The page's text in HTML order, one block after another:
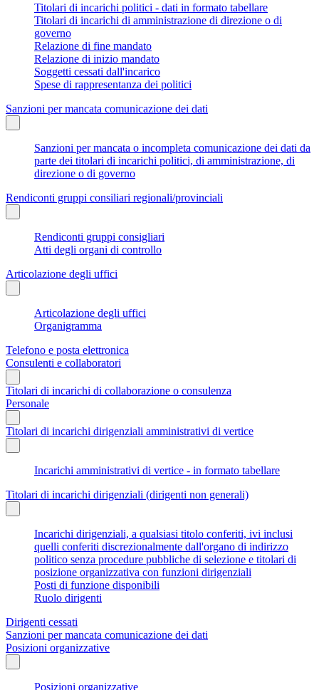
Titolari di incarichi politici - dati in formato tabellare
Titolari di incarichi di amministrazione di direzione o di
governo
Relazione di fine mandato
Relazione di inizio mandato
Soggetti cessati dall'incarico
Spese di rappresentanza dei politici
Sanzioni per mancata comunicazione dei dati
Sanzioni per mancata o incompleta comunicazione dei dati da
parte dei titolari di incarichi politici, di amministrazione, di
direzione o di governo
Rendiconti gruppi consiliari regionali/provinciali
Rendiconti gruppi consigliari
Atti degli organi di controllo
Articolazione degli uffici
Articolazione degli uffici
Organigramma
Telefono e posta elettronica
Consulenti e collaboratori
Titolari di incarichi di collaborazione o consulenza
Personale
Titolari di incarichi dirigenziali amministrativi di vertice
Incarichi amministrativi di vertice - in formato tabellare
Titolari di incarichi dirigenziali (dirigenti non generali)
Incarichi dirigenziali, a qualsiasi titolo conferiti, ivi inclusi
quelli conferiti discrezionalmente dall'organo di indirizzo
politico senza procedure pubbliche di selezione e titolari di
posizione organizzativa con funzioni dirigenziali
Posti di funzione disponibili
Ruolo dirigenti
Dirigenti cessati
Sanzioni per mancata comunicazione dei dati
Posizioni organizzative
Posizioni organizzative